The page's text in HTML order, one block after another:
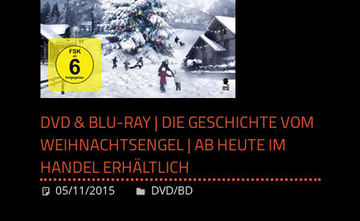
DVD & BLU-RAY | DIE GESCHICHTE VOM
WEIHNACHTSENGEL | AB HEUTE IM
HANDEL ERHÄLTLICH
05/11/2015 Desiree
DVD/BD